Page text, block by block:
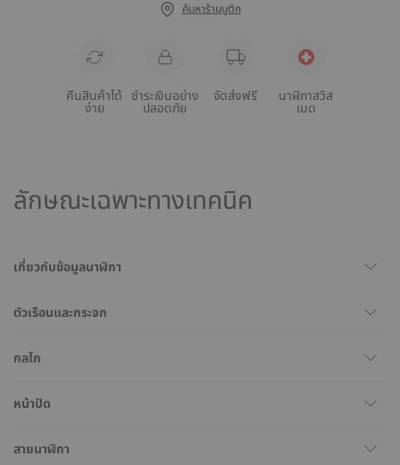
ค้นหาร้านบูติก
คืนสินค้าได้
ง่าย
ชำระเงินอย่าง
ปลอดภัย
จัดส่งฟรี นาฬิกาสวิส
เมด
ลักษณะเฉพาะทางเทคนิค
เกี่ยวกับข้อมูลนาฬิกา
ตัวเรือนและกระจก
กลไก
หน้าปัด
สายนาฬิกา